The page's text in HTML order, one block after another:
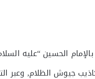
الحسين “عليه
جيوش الظلام, وعبر